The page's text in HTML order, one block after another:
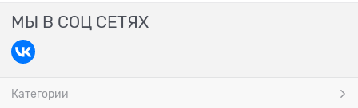
МЫ В СОЦ СЕТЯХ
Категории